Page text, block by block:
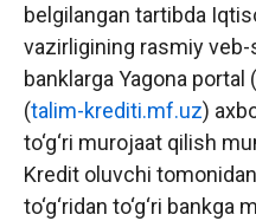
belgilangan tartibda
vazirligining rasmiy veb-
banklarga Yagona portal (
(talim-krediti.mf.uz)
to‘g‘ri murojaat qilish
Kredit oluvchi
to‘g‘ridan to‘g‘ri